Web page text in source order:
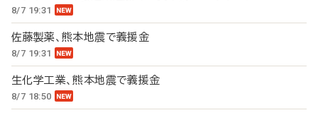
8/7 19:31
佐藤製薬、熊本地震で義援金
8/7 19:31
生化学工業、熊本地震で義援金
8/7 18:50